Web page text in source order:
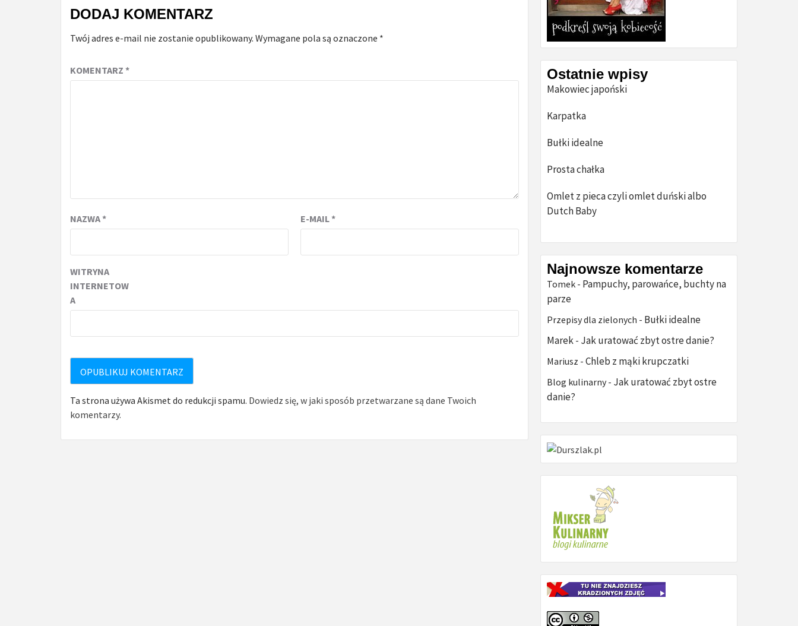
DODAJ KOMENTARZ
Twój adres e-mail nie zostanie opublikowany. Wymagane pola są oznaczone *
KOMENTARZ *
NAZWA* E-MAIL*
WITRYNA
INTERNETOW
A
Ta strona używa Akismet do redukcji spamu. Dowiedz się, w jaki sposób przetwarzane są dane Twoich
komentarzy.
Ostatnie wpisy
Makowiec japoński
Karpatka
Bułki idealne
Prosta chałka
Omlet z pieca czyli omlet duński albo
Dutch Baby
Najnowsze komentarze
Tomek - Pampuchy, parowańce, buchty na
parze
Przepisy dla zielonych - Bułki idealne
Marek - Jak uratować zbyt ostre danie?
Mariusz - Chleb z mąki krupczatki
Blog kulinarny- Jak uratować zbyt ostre
danie?